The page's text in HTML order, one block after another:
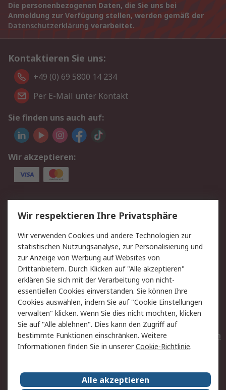
Die personenbezogenen Daten, die Sie uns bei
Anmeldung zur Verfügung stellen, werden gemäß der
Datenschutzerklärung verarbeitet.
Kontaktieren Sie uns:
+49 (0) 69 5800 14 234
Per E-Mail unter Kontakt
Sie finden uns auch auf:
Wir akzeptieren:
Service
Value Added Services
Lieferlösungen
Rücksendungen
Kontakt
Hilfe
Privatkunden
Rechtliches
AGB
Datenschutz
Cookie-Richtlinie
Zahlungsbedingungen
Copyright/Impressum
Entsorgung
Elektrogeräte/Batterien
RS weltweit
Wir respektieren Ihre Privatsphäre
Wir verwenden Cookies und andere Technologien zur
statistischen Nutzungsanalyse, zur Personalisierung und
zur Anzeige von Werbung auf Websites von
Drittanbietern. Durch Klicken auf "Alle akzeptieren"
erklären Sie sich mit der Verarbeitung von nicht-
essentiellen Cookies einverstanden. Sie können Ihre
Cookies auswählen, indem Sie auf "Cookie Einstellungen
verwalten" klicken. Wenn Sie dies nicht möchten, klicken
Sie auf "Alle ablehnen". Dies kann den Zugriff auf
bestimmte Funktionen einschränken. Weitere
Informationen finden Sie in unsererCookie-Richtlinie.
Alle akzeptieren